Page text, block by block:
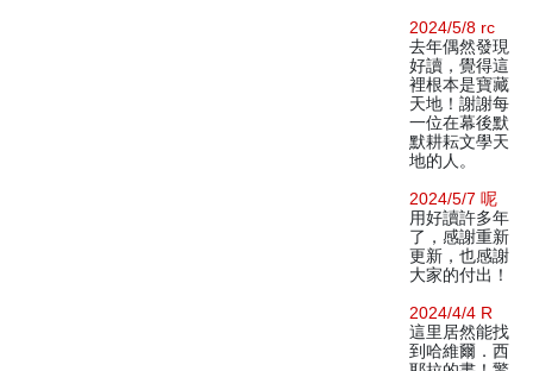
2024/5/8 rc
去年偶然發現
好讀，覺得這
裡根本是寶藏
天地！謝謝每
一位在幕後默
默耕耘文學天
地的人。
2024/5/7 呢
用好讀許多年
了，感謝重新
更新，也感謝
大家的付出！
2024/4/4 R
這里居然能找
到哈維爾．西